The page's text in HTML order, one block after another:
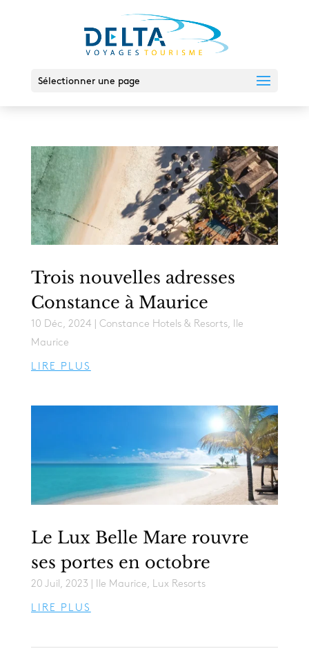
Sélectionner une page
Trois nouvelles adresses
Constance à Maurice
10 Déc, 2024 Constance Hotels & Resorts,
Ile
Maurice
LIRE PLUS
Le Lux Belle Mare rouvre
ses portes en octobre
20 Juil, 2023 Ile Maurice Lux Resorts
LIRE PLUS